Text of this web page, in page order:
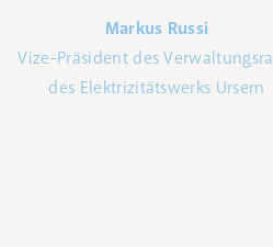
Markus Russi
Vize-Präsident des
des Elektrizitätswerks Ursern